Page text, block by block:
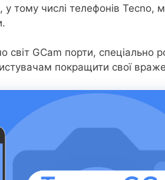
у тому числі телефонів Tecno,
світ GCam порти, спеціально
покращити свої